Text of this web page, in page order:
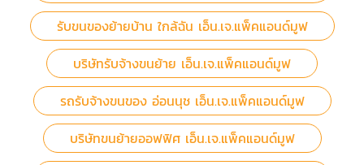
รับขนของย้ายบ้าน ใกล้ฉัน เอ็น.เจ.แพ็คแอนด์มูฟ
บริษัทรับจ้างขนย้าย เอ็น.เจ.แพ็คแอนด์มูฟ
รถรับจ้างขนของ อ่อนนุช เอ็น.เจ.แพ็คแอนด์มูฟ
บริษัทขนย้ายออฟฟิศ เอ็น.เจ.แพ็คแอนด์มูฟ